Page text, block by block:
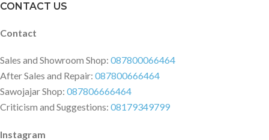
CONTACT US
Contact
Sales and Showroom Shop: 087800066464
After Sales and Repair: 087800666464
Sawojajar Shop: 087806666464
Criticism and Suggestions: 08179349799
Instagram